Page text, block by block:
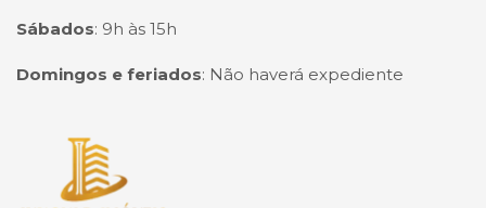
Sábados: 9h às 15h
Domingos e feriados: Não haverá expediente
Página inicial